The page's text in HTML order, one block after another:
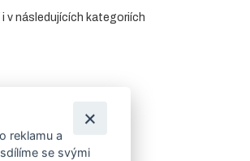
v následujících kategoriích
reklamu a
se svými